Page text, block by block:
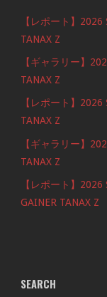
【レポート】2026
TANAX Z
【ギャラリー】
TANAX Z
【レポート】
TANAX Z
【ギャラリー】
TANAX Z
【レポート】
GAINER TANAX Z
SEARCH